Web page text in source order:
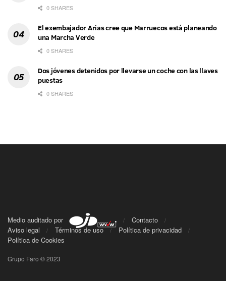
0 SHARES
El exembajador Arias cree que Marruecos está planeando
una Marcha Verde
0 SHARES
Dos jóvenes detenidos por llevarse un coche con las llaves
puestas
0 SHARES
Medio auditado por
Contacto
Aviso legal
Términos de uso
Política de privacidad
Política de Cookies
Grupo Faro © 2023